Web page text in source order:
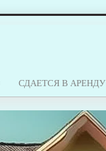
СДАЕТСЯ В АРЕНДУ